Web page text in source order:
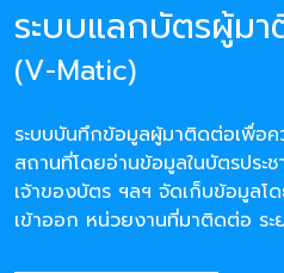
ระบบแลกบัตรผู้ม
(V-Matic)
ระบบบันทึกข้อมูลผู้มาติดต่อเพื่อ
สถานที่โดยอ่านข้อมูลในบัตรประ
เจ้าของบัตร ฯลฯ จัดเก็บข้อมูลโ
เข้าออก หน่วยงานที่มาติดต่อ ระ